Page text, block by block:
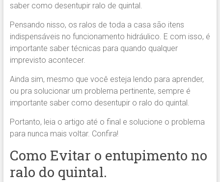
saber como desentupir ralo de quintal.
Pensando nisso, os ralos de toda a casa são itens
indispensáveis no funcionamento hidráulico. E com isso, é
importante saber técnicas para quando qualquer
imprevisto acontecer.
Ainda sim, mesmo que você esteja lendo para aprender,
ou pra solucionar um problema pertinente, sempre é
importante saber como desentupir o ralo do quintal.
Portanto, leia o artigo até o final e solucione o problema
para nunca mais voltar. Confira!
Como Evitar o entupimento no
ralo do quintal.